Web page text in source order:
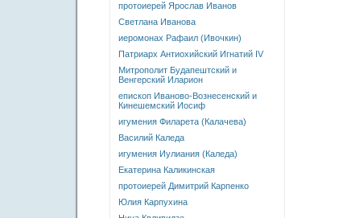
протоиерей Ярослав Иванов
Светлана Иванова
иеромонах Рафаил (Ивочкин)
Патриарх Антиохийский Игнатий IV
Митрополит Будапештский и
Венгерский Иларион
епископ Иваново-Вознесенский и
Кинешемский Иосиф
игумения Филарета (Калачева)
Василий Каледа
игумения Иулиания (Каледа)
Екатерина Каликинская
протоиерей Димитрий Карпенко
Юлия Карпухина